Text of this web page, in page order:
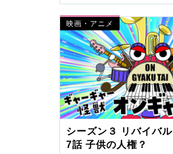
映画・アニメ
シーズン３ リバイバル
7話 子供の人権？